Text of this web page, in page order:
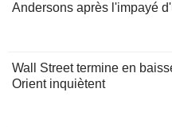
Andersons après l'impayé
Wall Street termine en
Orient inquiètent